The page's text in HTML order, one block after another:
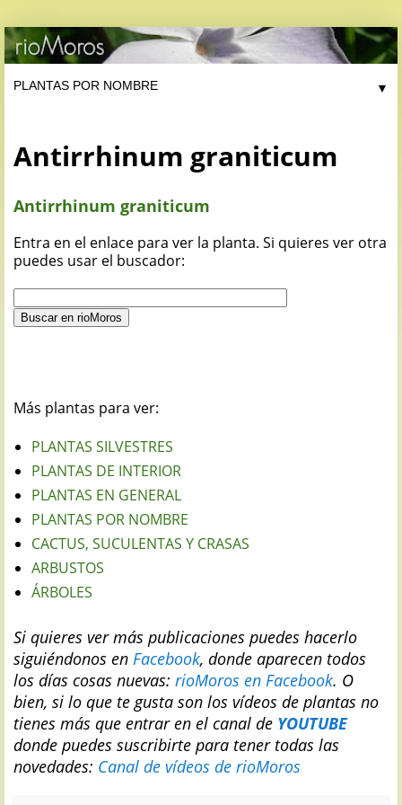
▼
Antirrhinum graniticum
Antirrhinum graniticum
Entra en el enlace para ver la planta. Si quieres ver otra
puedes usar el buscador:
Más plantas para ver:
PLANTAS SILVESTRES
PLANTAS DE INTERIOR
PLANTAS EN GENERAL
PLANTAS POR NOMBRE
CACTUS, SUCULENTAS Y CRASAS
ARBUSTOS
ÁRBOLES
Si quieres ver más publicaciones puedes hacerlo
siguiéndonos en Facebook, donde aparecen todos
los días cosas nuevas: rioMoros en Facebook. O
bien, si lo que te gusta son los vídeos de plantas no
tienes más que entrar en el canal de YOUTUBE
donde puedes suscribirte para tener todas las
novedades: Canal de vídeos de rioMoros